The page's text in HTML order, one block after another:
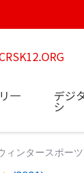
一 デジ
シ
ィンタースポーツ